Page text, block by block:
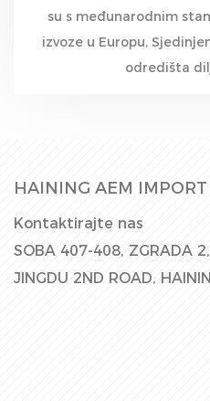
su s međunarodnim
izvoze u Europu,
odredišta
HAINING AEM IMPORT
Kontaktirajte nas
SOBA 407-408, ZGRADA
JINGDU 2ND ROAD,